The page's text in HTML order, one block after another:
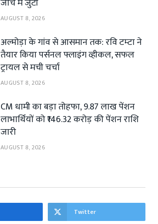
AUGUST 8, 2026
अल्मोड़ा के गांव से आसमान तक: रवि टम्टा ने
तैयार किया पर्सनल फ्लाइंग व्हीकल, सफल
ट्रायल से मची चर्चा
AUGUST 8, 2026
CM धामी का बड़ा तोहफा, 9.87 लाख पेंशन
लाभार्थियों को ₹146.32 करोड़ की पेंशन राशि
जारी
AUGUST 8, 2026
Twitter